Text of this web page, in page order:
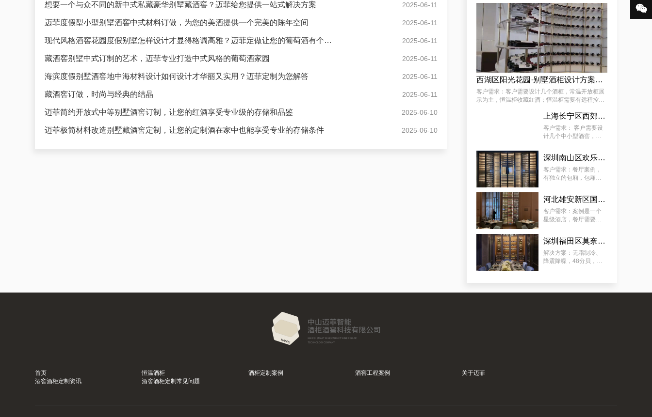
想要一个与众不同的新中式私藏豪华别墅藏酒窖？迈菲给您提供一站式解决方案 2025-06-11
迈菲度假型小型别墅酒窖中式材料订做，为您的美酒提供一个完美的陈年空间 2025-06-11
现代风格酒窖花园度假别墅怎样设计才显得格调高雅？迈菲定做让您的葡萄酒有个好家 2025-06-11
藏酒窖别墅中式订制的艺术，迈菲专业打造中式风格的葡萄酒家园 2025-06-11
海滨度假别墅酒窖地中海材料设计如何设计才华丽又实用？迈菲定制为您解答 2025-06-11
藏酒窖订做，时尚与经典的结晶 2025-06-11
迈菲简约开放式中等别墅酒窖订制，让您的红酒享受专业级的存储和品鉴 2025-06-10
迈菲极简材料改造别墅藏酒窖定制，让您的定制酒在家中也能享受专业的存储条件 2025-06-10
怀柔区极简酒窖红酒别墅厂商的案例观察，揭秘订做别墅山洞恒温酒窖的秘诀
案例推荐：订做独栋别墅欧式地下酒窖，泉州酒窖别墅设计生产商真实作品
西湖区阳光花园·别墅酒柜设计方案推荐
客户需求：客户需要设计几个酒柜，常温开放柜展
示为主，恒温柜收藏红酒；恒温柜需要有远程控制
上海长宁区西郊壹号·会所：中小型酒柜定制解决方案
客户需求： 客户需要设
计几个中小型酒窖，常
温柜放红酒；恒温柜需
要有远程控制温湿度功
能 。
深圳南山区欢乐海岸社佳日本料理恒温酒柜定制案例
客户需求：餐厅案例，
有独立的包厢，包厢酒
5~22°C（ 可调 ）。主
要放：红酒、清酒、洋
酒（ 洋酒可常温 ）。
河北雄安新区国际酒店酒柜定制服务案例
客户需求：案例是一个
星级酒店，餐厅需要展
酒、清酒、啤酒，酒柜
放在显眼位置，可供客
人欣赏和选择喜欢的餐
酒，需容量尽可能大。
深圳福田区莫奈法餐厅欧式风格酒柜定制服务
解决方案：无霜制冷、
降震降噪，48分贝，适
酿；用餐厅酒柜 ，餐酒
首页 恒温酒柜 酒柜定制案例 酒窖工程案例
关于迈菲
酒窖酒柜定制资讯
酒窖酒柜定制常见问题
